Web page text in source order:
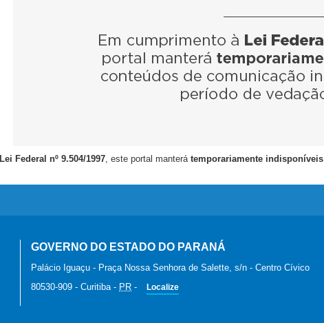
Lei Federal nº 9.504/1997, este portal manterá temporariamente indisponíveis
GOVERNO DO ESTADO DO PARANÁ
Palácio Iguaçu - Praça Nossa Senhora de Salette, s/n - Centro Cívico
80530-909 - Curitiba- PR - Localize